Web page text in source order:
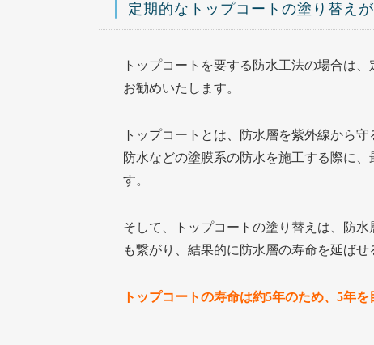
定期的なトップコートの塗り替え
トップコートを要する防水工法の場合は
お勧めいたします。
トップコートとは、防水層を紫外線から
防水などの塗膜系の防水を施工する際に
す。
そして、トップコートの塗り替えは、防
も繋がり、結果的に防水層の寿命を延ばせ
トップコートの寿命は約5年のため、5年